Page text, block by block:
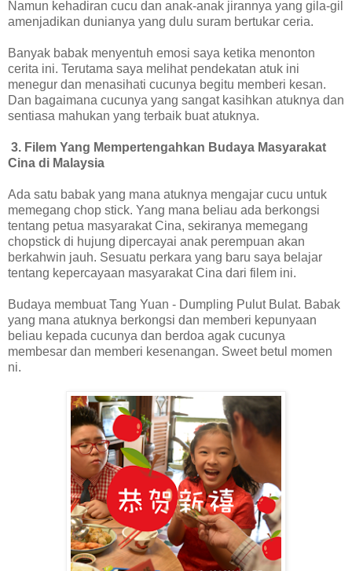
Namun kehadiran cucu dan anak-anak jirannya yang gila-gil
amenjadikan dunianya yang dulu suram bertukar ceria.
Banyak babak menyentuh emosi saya ketika menonton
cerita ini. Terutama saya melihat pendekatan atuk ini
menegur dan menasihati cucunya begitu memberi kesan.
Dan bagaimana cucunya yang sangat kasihkan atuknya dan
sentiasa mahukan yang terbaik buat atuknya.
3. Filem Yang Mempertengahkan Budaya Masyarakat
Cina di Malaysia
Ada satu babak yang mana atuknya mengajar cucu untuk
memegang chop stick. Yang mana beliau ada berkongsi
tentang petua masyarakat Cina, sekiranya memegang
chopstick di hujung dipercayai anak perempuan akan
berkahwin jauh. Sesuatu perkara yang baru saya belajar
tentang kepercayaan masyarakat Cina dari filem ini.
Budaya membuat Tang Yuan - Dumpling Pulut Bulat. Babak
yang mana atuknya berkongsi dan memberi kepunyaan
beliau kepada cucunya dan berdoa agak cucunya
membesar dan memberi kesenangan. Sweet betul momen
ni.